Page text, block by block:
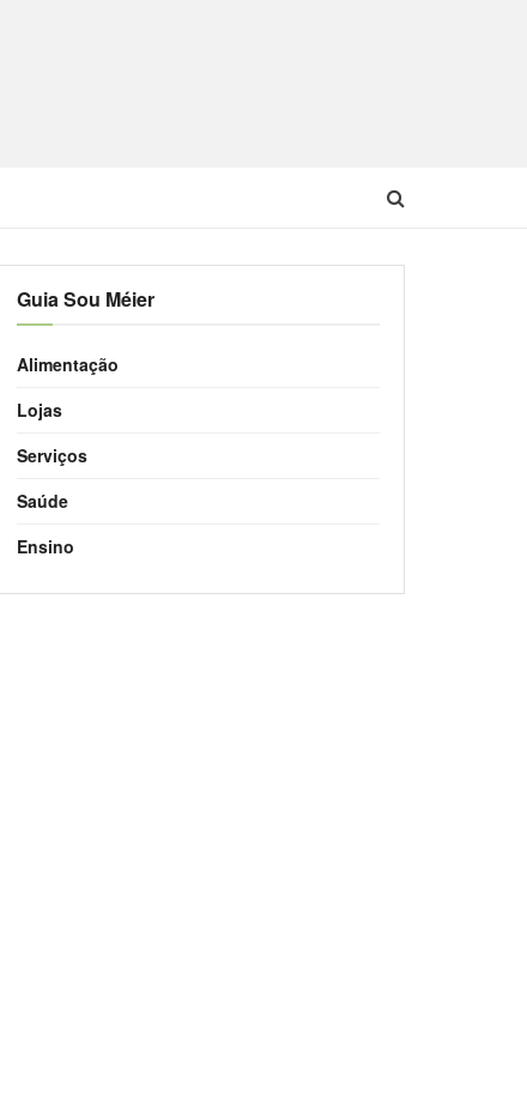
Guia Sou Méier
Alimentação
Lojas
Serviços
Saúde
Ensino